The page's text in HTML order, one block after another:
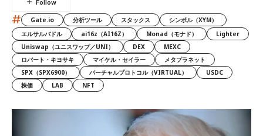
# Gate.io 分析ツール スタックス
シンボル（XYM）
エルサルバドル
ai16z（AI16Z） Monad（モナド）
Lighter
Uniswap（ユニスワップ／UNI）
DEX
MEXC
ロバート・キヨサキ
マイケル・セイラー
メタプラネット
SPX（SPX6900）
バーチャルプロトコル（VIRTUAL）
USDC
株価
LAB NFT